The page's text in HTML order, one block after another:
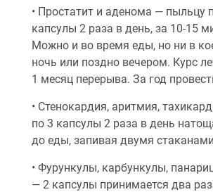
• Простатит и аденома — пыльцу
капсулы 2 раза в день, за 10-15
Можно и во время еды, но ни в
ночь или поздно вечером. Курс
1 месяц перерыва. За год
• Стенокардия, аритмия,
по 3 капсулы 2 раза в день
до еды, запивая двумя
• Фурункулы, карбункулы,
— 2 капсулы принимается два